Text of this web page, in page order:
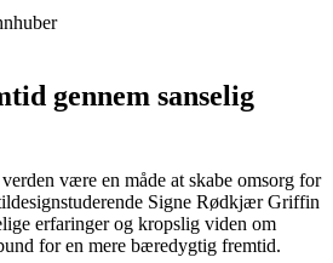
gennem sanselig
være en måde at skabe omsorg for
Signe Rødkjær Griffin
erfaringer og kropslig viden om
for en mere bæredygtig fremtid.